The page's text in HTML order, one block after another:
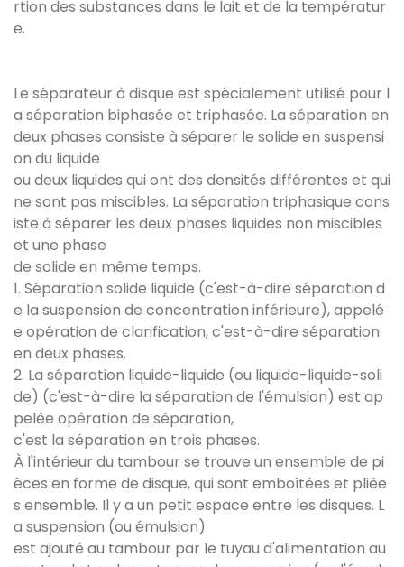
rtion des substances dans le lait et de la températur
e.
Le séparateur à disque est spécialement utilisé pour l
a séparation biphasée et triphasée. La séparation en
deux phases consiste à séparer le solide en suspensi
on du liquide
ou deux liquides qui ont des densités différentes et qui
ne sont pas miscibles. La séparation triphasique cons
iste à séparer les deux phases liquides non miscibles
et une phase
de solide en même temps.
1. Séparation solide liquide (c'est-à-dire séparation d
e la suspension de concentration inférieure), appelé
e opération de clarification, c'est-à-dire séparation
en deux phases.
2. La séparation liquide-liquide (ou liquide-liquide-soli
de) (c'est-à-dire la séparation de l'émulsion) est ap
pelée opération de séparation,
c'est la séparation en trois phases.
À l'intérieur du tambour se trouve un ensemble de pi
èces en forme de disque, qui sont emboîtées et pliée
s ensemble. Il y a un petit espace entre les disques. L
a suspension (ou émulsion)
est ajouté au tambour par le tuyau d'alimentation au